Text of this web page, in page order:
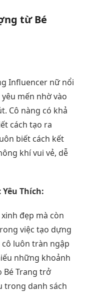
từ Bé
Influencer nữ nổi
mến nhờ vào
Cô nàng có khả
cách tạo ra
biết cách kết
khí vui vẻ, dễ
Thích:
đẹp mà còn
việc tạo dựng
cô luôn tràn ngập
những khoảnh
Bé Trang trở
trong danh sách